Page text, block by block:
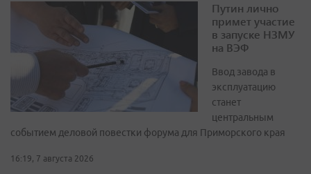
Путин лично
примет участие
в запуске НЗМУ
на ВЭФ
Ввод завода в
эксплуатацию
станет
центральным
событием деловой повестки форума для Приморского края
16:19, 7 августа 2026